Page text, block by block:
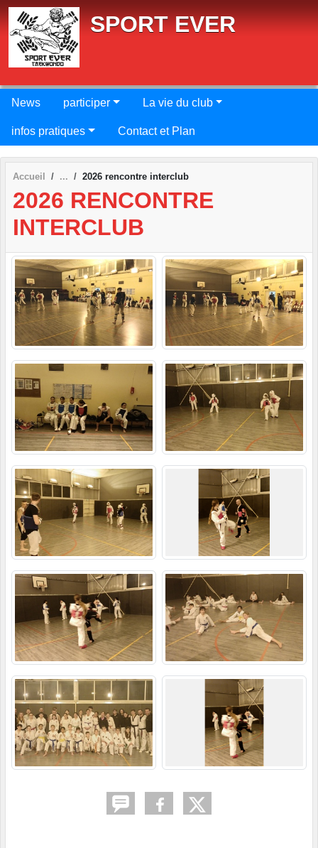
SPORT EVER
News participer La vie du club
infos pratiques Contact et Plan
Accueil 2026 rencontre interclub
2026 RENCONTRE
INTERCLUB
Panneau de gestion des cookies